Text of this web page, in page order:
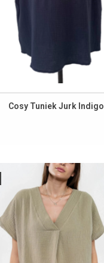
Cosy Tuniek Jurk Indigo